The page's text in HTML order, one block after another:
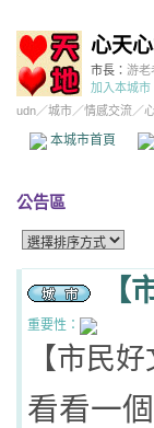
心天
市長： 游老
加入本城市
udn／城市／情感交流／
本城市首頁
公告區
【
重要性：
【市民好
看看一